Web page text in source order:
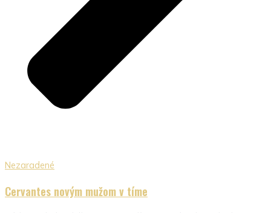
Nezaradené
Cervantes novým mužom v tíme